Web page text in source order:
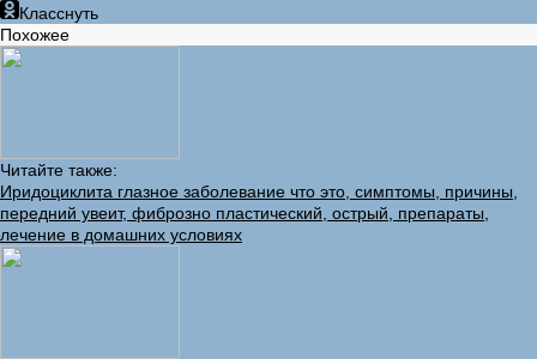
Класснуть
Похожее
Читайте также:
Иридоциклита глазное заболевание что это, симптомы, причины,
передний увеит, фиброзно пластический, острый, препараты,
лечение в домашних условиях